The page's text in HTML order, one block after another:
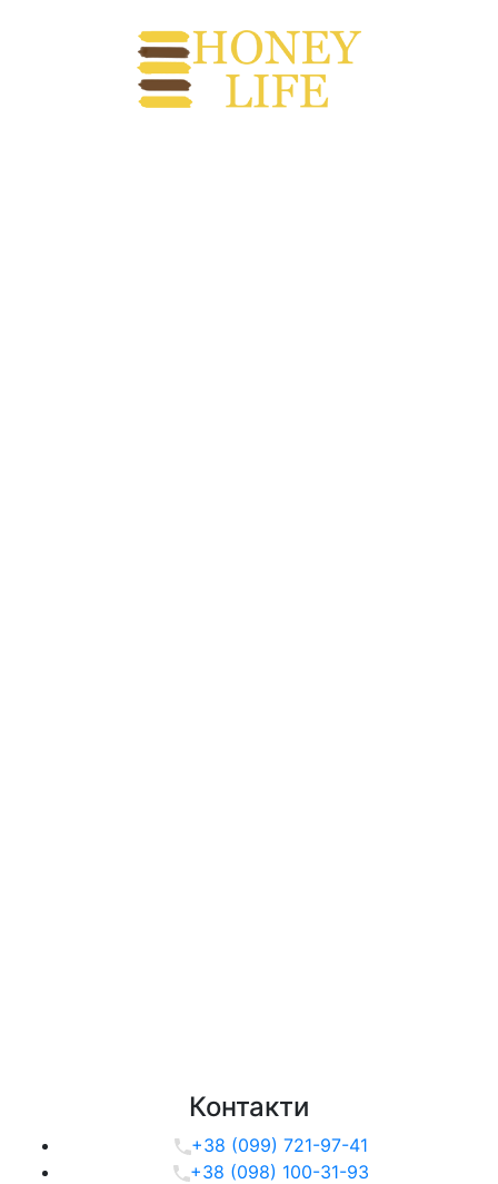
Контакти
+38 (099) 721-97-41
+38 (098) 100-31-93